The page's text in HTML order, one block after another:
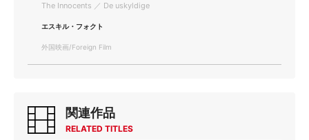
The Innocents ／ De uskyldige
エスキル・フォクト
外国映画/Foreign Film
関連作品
RELATED TITLES